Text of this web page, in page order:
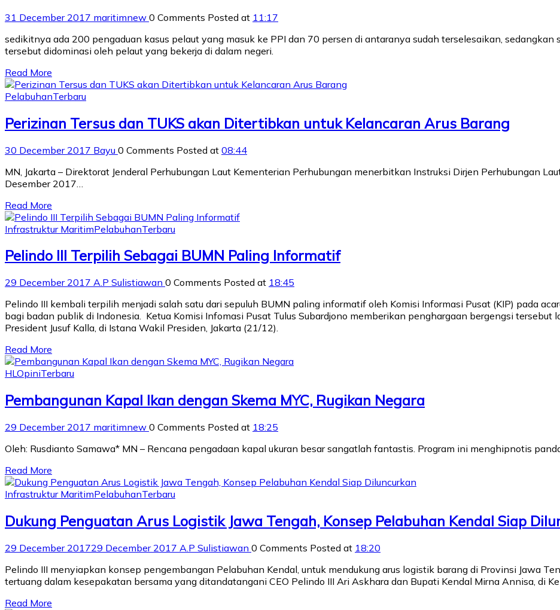
31 December 2017 maritimnew 0 Comments Posted at 11:17
sedikitnya ada 200 pengaduan kasus pelaut yang masuk ke PPI dan 70 persen di antaranya sudah terselesaikan, sedangkan
tersebut didominasi oleh pelaut yang bekerja di dalam negeri.
Read More
PelabuhanTerbaru
Perizinan Tersus dan TUKS akan Ditertibkan untuk Kelancaran Arus Barang
30 December 2017 Bayu 0 Comments Posted at 08:44
MN, Jakarta – Direktorat Jenderal Perhubungan Laut Kementerian Perhubungan menerbitkan Instruksi Dirjen Perhubungan
Desember 2017…
Read More
Infrastruktur MaritimPelabuhanTerbaru
Pelindo III Terpilih Sebagai BUMN Paling Informatif
29 December 2017 A.P Sulistiawan 0 Comments Posted at 18:45
Pelindo III kembali terpilih menjadi salah satu dari sepuluh BUMN paling informatif oleh Komisi Informasi Pusat (KIP) pada
bagi badan publik di Indonesia. Ketua Komisi Infomasi Pusat Tulus Subardjono memberikan penghargaan bergengsi
President Jusuf Kalla, di Istana Wakil Presiden, Jakarta (21/12).
Read More
HLOpiniTerbaru
Pembangunan Kapal Ikan dengan Skema MYC, Rugikan Negara
29 December 2017 maritimnew 0 Comments Posted at 18:25
Oleh: Rusdianto Samawa* MN – Rencana pengadaan kapal ukuran besar sangatlah fantastis. Program ini menghipnotis
Read More
Infrastruktur MaritimPelabuhanTerbaru
Dukung Penguatan Arus Logistik Jawa Tengah, Konsep Pelabuhan Kendal Siap
29 December 201729 December 2017 A.P Sulistiawan 0 Comments Posted at 18:20
Pelindo III menyiapkan konsep pengembangan Pelabuhan Kendal, untuk mendukung arus logistik barang di Provinsi Jawa
tertuang dalam kesepakatan bersama yang ditandatangani CEO Pelindo III Ari Askhara dan Bupati Kendal Mirna Annisa, di
Read More